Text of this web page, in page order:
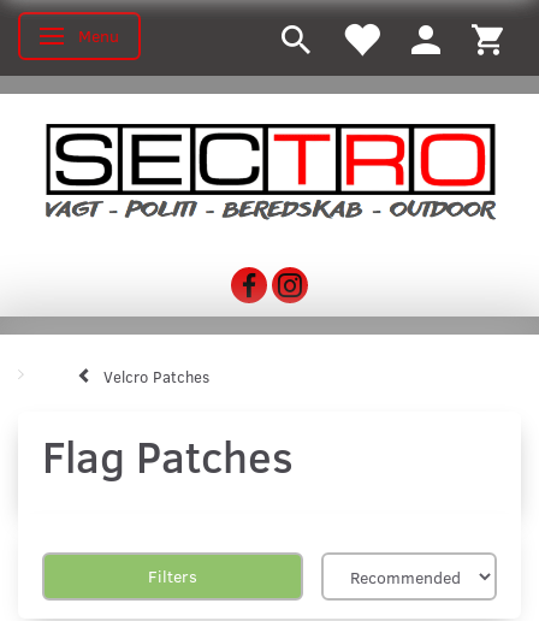
Toggle navigation
Menu
Velcro Patches
Flag Patches
Filters